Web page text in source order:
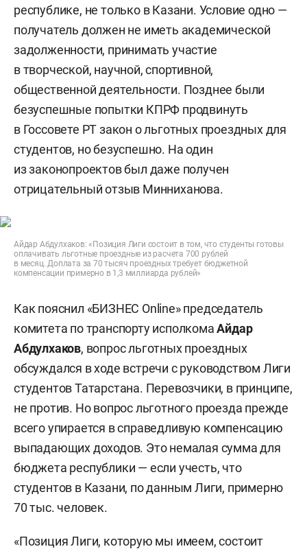
республике, не только в Казани. Условие одно —
получатель должен не иметь академической
задолженности, принимать участие
в творческой, научной, спортивной,
общественной деятельности. Позднее были
безуспешные попытки КПРФ продвинуть
в Госсовете РТ закон о льготных проездных для
студентов, но безуспешно. На один
из законопроектов был даже получен
отрицательный отзыв Минниханова.
Айдар Абдулхаков: «Позиция Лиги состоит в том, что студенты готовы
оплачивать льготные проездные из расчета 700 рублей
в месяц. Доплата за 70 тысяч проездных требует бюджетной
компенсации примерно в 1,3 миллиарда рублей»
Как пояснил «БИЗНЕС Online» председатель
комитета по транспорту исполкомаАйдар
Абдулхаков, вопрос льготных проездных
обсуждался в ходе встречи с руководством Лиги
студентов Татарстана. Перевозчики, в принципе,
не против. Но вопрос льготного проезда прежде
всего упирается в справедливую компенсацию
выпадающих доходов. Это немалая сумма для
бюджета республики — если учесть, что
студентов в Казани, по данным Лиги, примерно
70 тыс. человек.
«Позиция Лиги, которую мы имеем, состоит